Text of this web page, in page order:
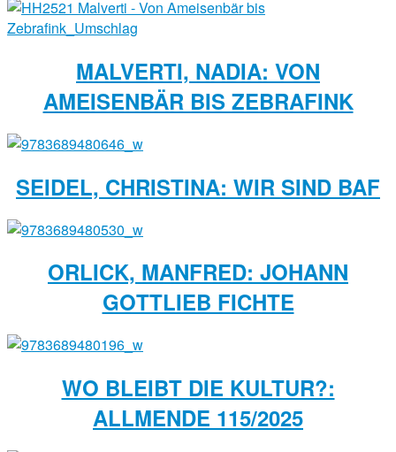
MALVERTI, NADIA: VON
AMEISENBÄR BIS ZEBRAFINK
SEIDEL, CHRISTINA: WIR SIND BAF
ORLICK, MANFRED: JOHANN
GOTTLIEB FICHTE
WO BLEIBT DIE KULTUR?:
ALLMENDE 115/2025